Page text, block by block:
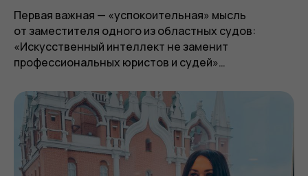
Первая важная — «успокоительная» мысль
от заместителя одного из областных судов:
«Искусственный интеллект не заменит
профессиональных юристов и судей»…